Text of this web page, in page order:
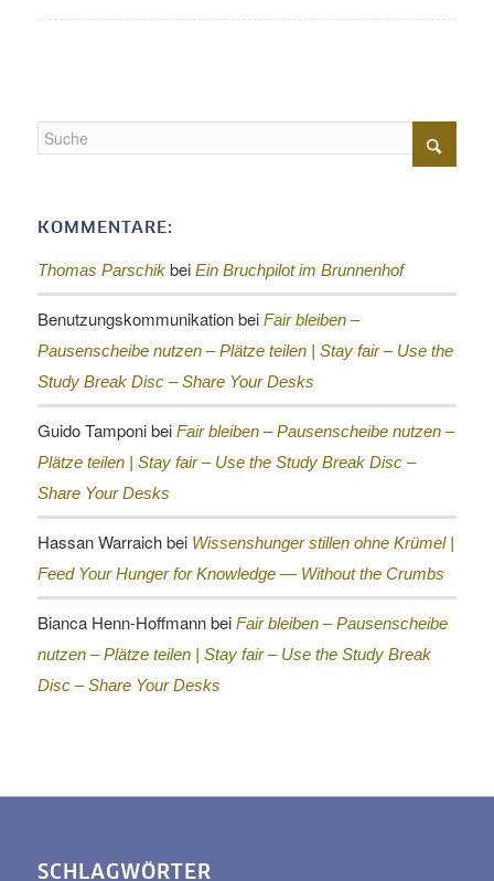
KOMMENTARE:
Thomas Parschikbei Ein Bruchpilot im Brunnenhof
Benutzungskommunikationbei Fair bleiben –
Pausenscheibe nutzen – Plätze teilen | Stay fair – Use the
Study Break Disc – Share Your Desks
Guido Tamponibei Fair bleiben – Pausenscheibe nutzen –
Plätze teilen | Stay fair – Use the Study Break Disc –
Share Your Desks
Hassan Warraichbei Wissenshunger stillen ohne Krümel |
Feed Your Hunger for Knowledge — Without the Crumbs
Bianca Henn-Hoffmannbei Fair bleiben – Pausenscheibe
nutzen – Plätze teilen | Stay fair – Use the Study Break
Disc – Share Your Desks
SCHLAGWÖRTER